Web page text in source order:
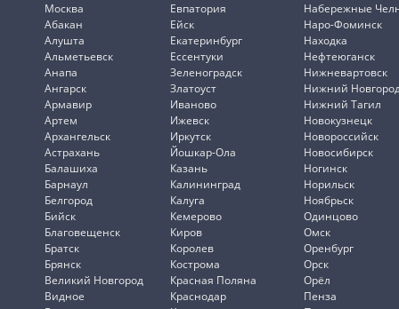
Москва
Абакан
Алушта
Альметьевск
Анапа
Ангарск
Армавир
Артем
Архангельск
Астрахань
Балашиха
Барнаул
Белгород
Бийск
Благовещенск
Братск
Брянск
Великий Новгород
Видное
Евпатория
Ейск
Екатеринбург
Ессентуки
Зеленоградск
Златоуст
Иваново
Ижевск
Иркутск
Йошкар-Ола
Казань
Калининград
Калуга
Кемерово
Киров
Королев
Кострома
Красная Поляна
Краснодар
Набережные
Наро-Фоминск
Находка
Нефтеюганск
Нижневартовск
Нижний
Нижний Тагил
Новокузнецк
Новороссийск
Новосибирск
Ногинск
Норильск
Ноябрьск
Одинцово
Омск
Оренбург
Орск
Орёл
Пенза